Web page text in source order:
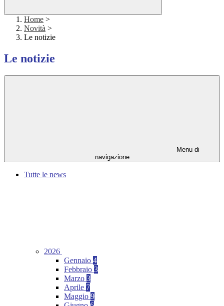
Home >
Novità >
Le notizie
Le notizie
Menu di
navigazione
Tutte le news
2026
Gennaio 4
Febbraio 3
Marzo 3
Aprile 7
Maggio 9